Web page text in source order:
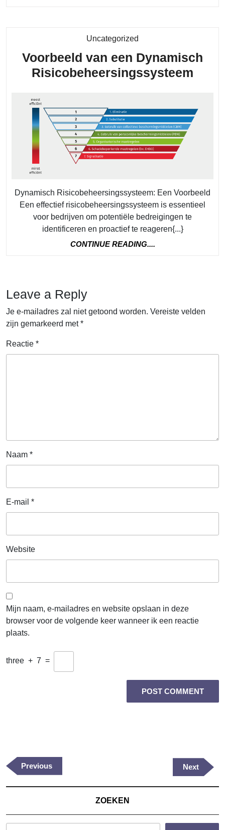
Uncategorized
Voorbeeld van een Dynamisch
Risicobeheersingssysteem
Dynamisch Risicobeheersingssysteem: Een Voorbeeld
Een effectief risicobeheersingssysteem is essentieel
voor bedrijven om potentiële bedreigingen te
identificeren en proactief te reageren{...}
CONTINUE READING....
Leave a Reply
Je e-mailadres zal niet getoond worden. Vereiste velden
zijn gemarkeerd met*
Reactie *
Naam *
E-mail *
Website
Mijn naam, e-mailadres en website opslaan in deze
browser voor de volgende keer wanneer ik een reactie
plaats.
three + 7 =
Previous
Post
Previous
Next
Post
Next
ZOEKEN